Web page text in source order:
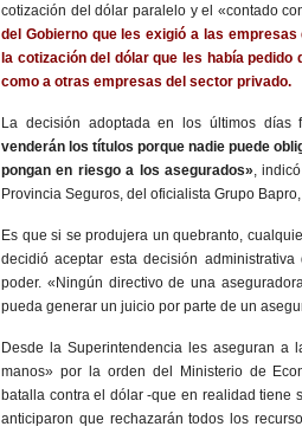
cotización del dólar paralelo y el «contado
del Gobierno que les exigió a las
la cotización del dólar que les había
como a otras empresas del sector privado.
La decisión adoptada en los últimos
venderán los títulos porque nadie puede
pongan en riesgo a los asegurados»,
Provincia Seguros, del oficialista Grupo
Es que si se produjera un quebranto,
decidió aceptar esta decisión
poder. «Ningún directivo de una
pueda generar un juicio por parte de un
Desde la Superintendencia les aseguran a
manos» por la orden del Ministerio de
batalla contra el dólar -que en realidad tiene
anticiparon que rechazarán todos los